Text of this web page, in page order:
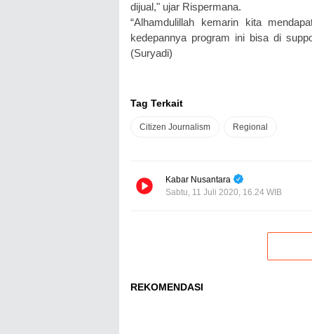
dijual," ujar Rispermana.
“Alhamdulillah kemarin kita
kedepannya program ini bisa di
(Suryadi)
Tag Terkait
Citizen Journalism Regional
Kabar Nusantara
Sabtu, 11 Juli 2020, 16.24 WIB
REKOMENDASI